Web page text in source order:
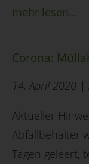
mehr lesen...
Corona:
14. April 2020 |
Aktueller
Abfallbehälter
Tagen geleert,